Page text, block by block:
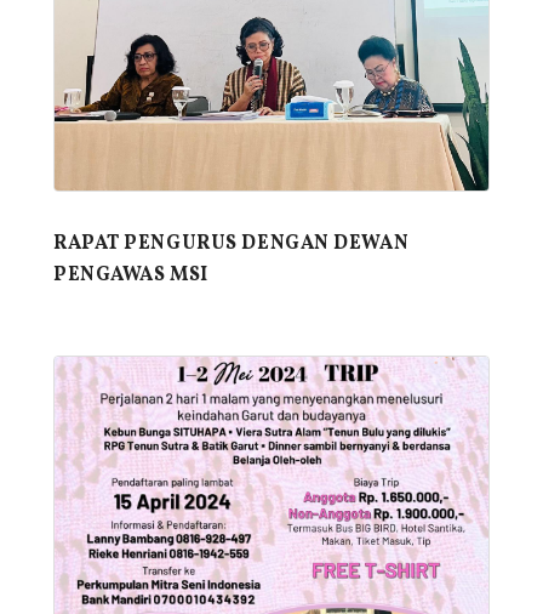
RAPAT PENGURUS DENGAN DEWAN
PENGAWAS MSI